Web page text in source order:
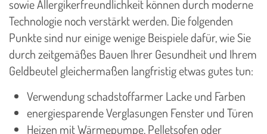
sowie Allergikerfreundlichkeit können durch moderne
Technologie noch verstärkt werden. Die folgenden
Punkte sind nur einige wenige Beispiele dafür, wie Sie
durch zeitgemäßes Bauen Ihrer Gesundheit und Ihrem
Geldbeutel gleichermaßen langfristig etwas gutes tun:
Verwendung schadstoffarmer Lacke und Farben
energiesparende Verglasungen Fenster und Türen
Heizen mit Wärmepumpe, Pelletsofen oder